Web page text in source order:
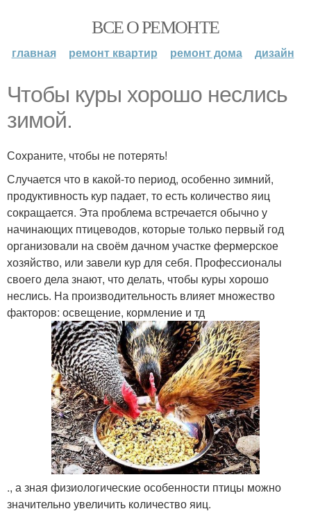
ВСЕ О РЕМОНТЕ
главная ремонт квартир ремонт дома дизайн
Чтобы куры хорошо неслись
зимой.
Сохраните, чтобы не потерять!
Случается что в какой-то период, особенно зимний,
продуктивность кур падает, то есть количество яиц
сокращается. Эта проблема встречается обычно у
начинающих птицеводов, которые только первый год
организовали на своём дачном участке фермерское
хозяйство, или завели кур для себя. Профессионалы
своего дела знают, что делать, чтобы куры хорошо
неслись. На производительность влияет множество
факторов: освещение, кормление и тд
., а зная физиологические особенности птицы можно
значительно увеличить количество яиц.